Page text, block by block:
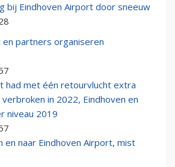
bij Eindhoven Airport door sneeuw
en partners organiseren
had met één retourvlucht extra
in 2022, Eindhoven en
niveau 2019
en naar Eindhoven Airport, mist